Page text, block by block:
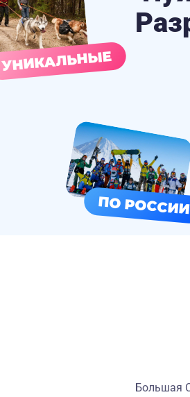
УНИКАЛЬНЫЕ
ПО РОССИИ
Большая